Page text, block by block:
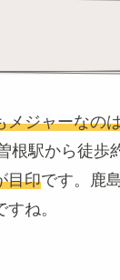
メジャーなの
駅から徒歩
目印です。鹿
ね。